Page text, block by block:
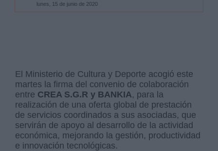
lunes, 15 de junio de 2020
El Ministerio de Cultura y Deporte acogió este
martes la firma del convenio de colaboración
entre CREA S.G.R y BANKIA, para la
realización de una oferta global de prestación
de servicios coordinados a sus asociadas, que
servirán de apoyo al desarrollo de la actividad
económica, mejorando la gestión, productividad
e innovación tecnológicas.